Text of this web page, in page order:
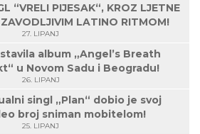
“VRELI PIJESAK“, KROZ LJETNE
LATINO RITMOM!
27. LIPANJ
album „Angel’s Breath
u Novom Sadu i Beogradu!
26. LIPANJ
singl „Plan“ dobio je svoj
broj sniman mobitelom!
25. LIPANJ